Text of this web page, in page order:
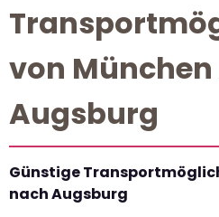
von
Augsburg
Günstige
nach Augsburg